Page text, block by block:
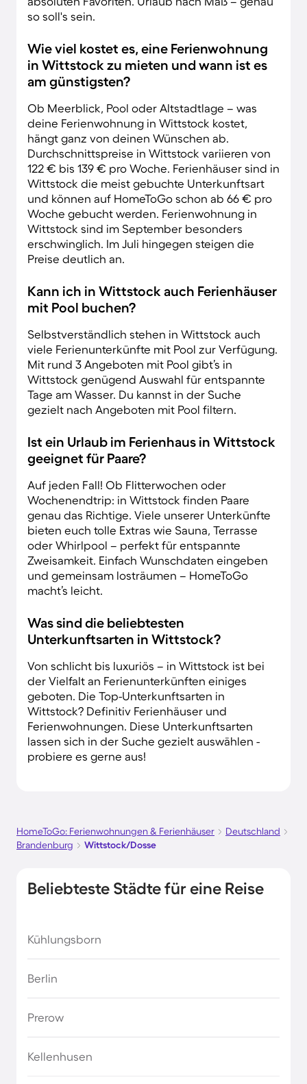
so soll's sein.
Wie viel kostet es, eine Ferienwohnung
in Wittstock zu mieten und wann ist es
am günstigsten?
Ob Meerblick, Pool oder Altstadtlage – was
deine Ferienwohnung in Wittstock kostet,
hängt ganz von deinen Wünschen ab.
Durchschnittspreise in Wittstock variieren von
122 € bis 139 € pro Woche. Ferienhäuser sind in
Wittstock die meist gebuchte Unterkunftsart
und können auf HomeToGo schon ab 66 € pro
Woche gebucht werden. Ferienwohnung in
Wittstock sind im September besonders
erschwinglich. Im Juli hingegen steigen die
Preise deutlich an.
Kann ich in Wittstock auch Ferienhäuser
mit Pool buchen?
Selbstverständlich stehen in Wittstock auch
viele Ferienunterkünfte mit Pool zur Verfügung.
Mit rund 3 Angeboten mit Pool gibt’s in
Wittstock genügend Auswahl für entspannte
Tage am Wasser. Du kannst in der Suche
gezielt nach Angeboten mit Pool filtern.
Ist ein Urlaub im Ferienhaus in Wittstock
geeignet für Paare?
Auf jeden Fall! Ob Flitterwochen oder
Wochenendtrip: in Wittstock finden Paare
genau das Richtige. Viele unserer Unterkünfte
bieten euch tolle Extras wie Sauna, Terrasse
oder Whirlpool – perfekt für entspannte
Zweisamkeit. Einfach Wunschdaten eingeben
und gemeinsam losträumen – HomeToGo
macht’s leicht.
Was sind die beliebtesten
Unterkunftsarten in Wittstock?
Von schlicht bis luxuriös – in Wittstock ist bei
der Vielfalt an Ferienunterkünften einiges
geboten. Die Top-Unterkunftsarten in
Wittstock? Definitiv Ferienhäuser und
Ferienwohnungen. Diese Unterkunftsarten
lassen sich in der Suche gezielt auswählen -
probiere es gerne aus!
HomeToGo: Ferienwohnungen & Ferienhäuser
Deutschland
Brandenburg
Wittstock/Dosse
Beliebteste Städte für eine Reise
Kühlungsborn
Berlin
Prerow
Kellenhusen